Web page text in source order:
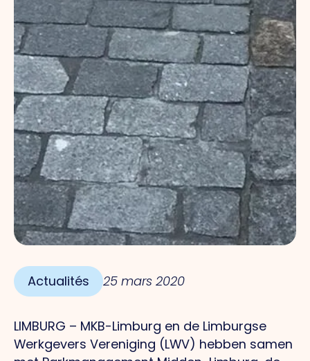
Actualités 25 mars 2020
LIMBURG – MKB-Limburg en de Limburgse
Werkgevers Vereniging (LWV) hebben samen